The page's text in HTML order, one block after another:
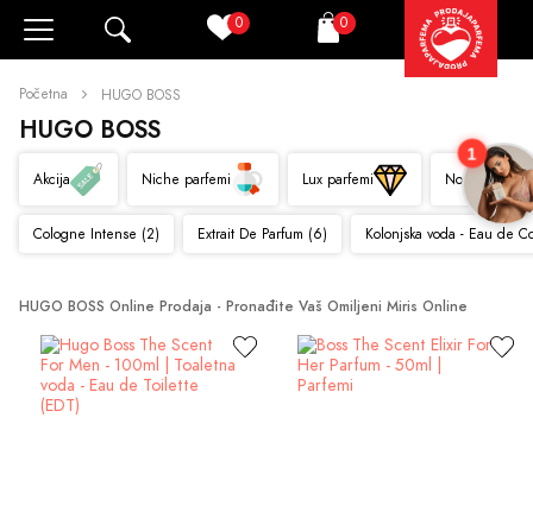
0 Korpa
0
Početna HUGO BOSS
HUGO BOSS
Akcija Niche parfemi Lux parfemi Novo
Cologne Intense (2) Extrait De Parfum (6) Kolonjska voda - Eau de
HUGO BOSS Online Prodaja - Pronađite Vaš Omiljeni Miris Online
1